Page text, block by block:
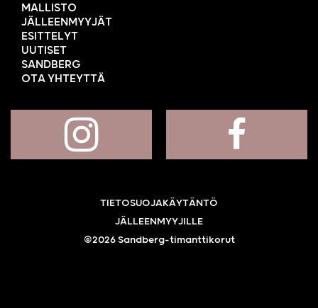
MALLISTO
JÄLLEENMYYJÄT
ESITTELYT
UUTISET
SANDBERG
OTA YHTEYTTÄ
TIETOSUOJAKÄYTÄNTÖ
JÄLLEENMYYJILLE
©2026 Sandberg-timanttikorut